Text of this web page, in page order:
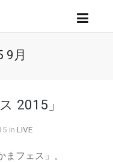
9月
2015」
in LIVE
フェス」。